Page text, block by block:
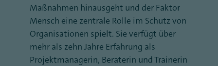
Maßnahmen hinausgeht und der Faktor
Mensch eine zentrale Rolle im Schutz von
Organisationen spielt. Sie verfügt über
mehr als zehn Jahre Erfahrung als
Projektmanagerin, Beraterin und Trainerin